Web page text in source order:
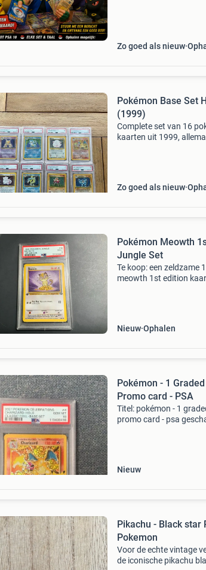
Zo goed als nieuw
Pokémon Base Set
(1999)
Complete set van 16
kaarten uit 1999,
Zo goed als nieuw
Pokémon Meowth
Jungle Set
Te koop: een zeldzame
meowth 1st edition
Nieuw Ophalen
Pokémon - 1
Promo card - PSA
Titel: pokémon - 1
promo card - psa
Nieuw
Pikachu - Black star
Pokemon
Voor de echte vintage
de iconische pikachu